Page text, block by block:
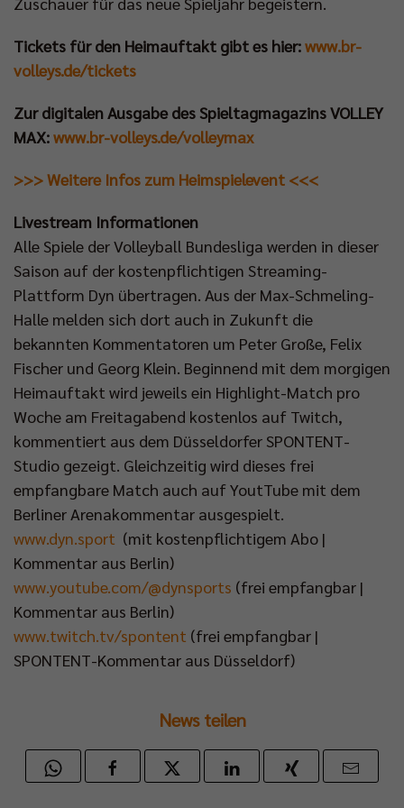
Tickets für den Heimauftakt gibt es hier:www.br-
volleys.de/tickets
Zur digitalen Ausgabe des Spieltagmagazins VOLLEY
MAX:www.br-volleys.de/volleymax
>>> Weitere Infos zum Heimspielevent <<<
Livestream Informationen
Alle Spiele der Volleyball Bundesliga werden in dieser
Saison auf der kostenpflichtigen Streaming-
Plattform Dyn übertragen. Aus der Max-Schmeling-
Halle melden sich dort auch in Zukunft die
bekannten Kommentatoren um Peter Große, Felix
Fischer und Georg Klein. Beginnend mit dem morgigen
Heimauftakt wird jeweils ein Highlight-Match pro
Woche am Freitagabend kostenlos auf Twitch,
kommentiert aus dem Düsseldorfer SPONTENT-
Studio gezeigt. Gleichzeitig wird dieses frei
empfangbare Match auch auf YoutTube mit dem
Berliner Arenakommentar ausgespielt.
www.dyn.sport (mit kostenpflichtigem Abo |
Kommentar aus Berlin)
www.youtube.com/@dynsports (frei empfangbar |
Kommentar aus Berlin)
www.twitch.tv/spontent (frei empfangbar |
SPONTENT-Kommentar aus Düsseldorf)
News teilen